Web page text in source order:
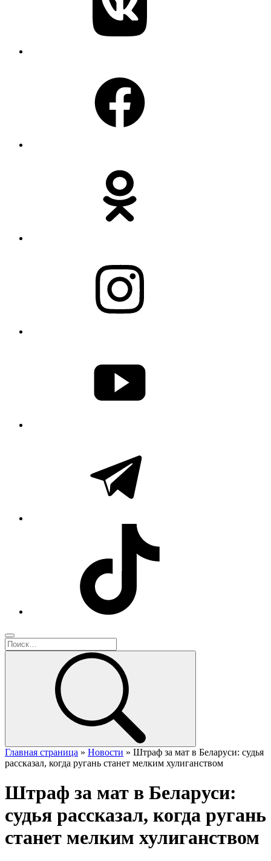
Главная страница » Новости » Штраф за мат в Беларуси: судья
рассказал, когда ругань станет мелким хулиганством
Штраф за мат в Беларуси:
судья рассказал, когда ругань
станет мелким хулиганством